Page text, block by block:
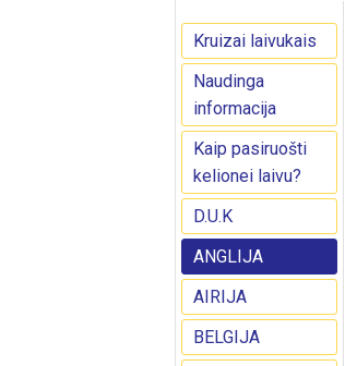
Kruizai laivukais
Naudinga
informacija
Kaip pasiruošti
kelionei laivu?
D.U.K
ANGLIJA
AIRIJA
BELGIJA